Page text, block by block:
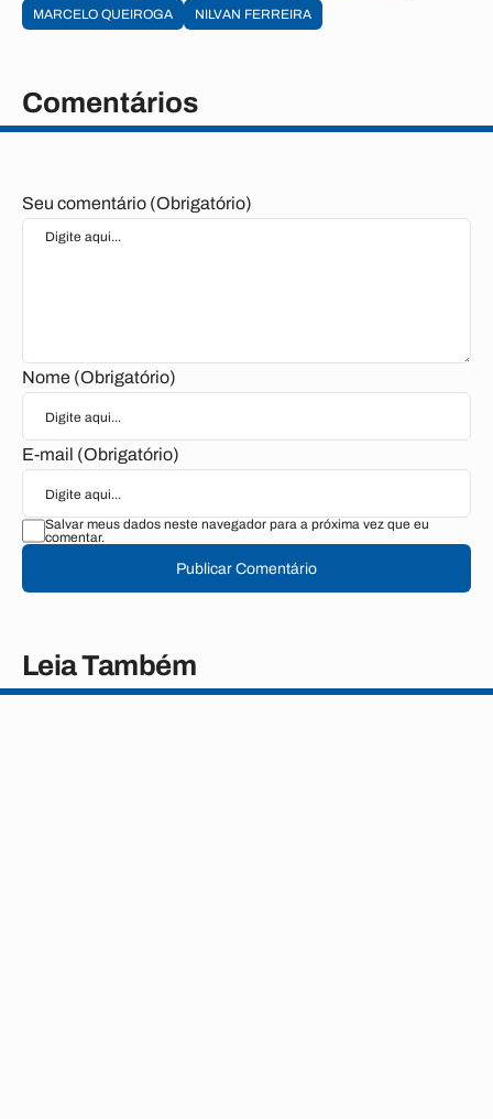
MARCELO QUEIROGA
NILVAN FERREIRA
Comentários
Seu comentário (Obrigatório)
Nome (Obrigatório)
E-mail (Obrigatório)
Salvar meus dados neste navegador para a próxima vez que eu
comentar.
Publicar Comentário
Leia Também